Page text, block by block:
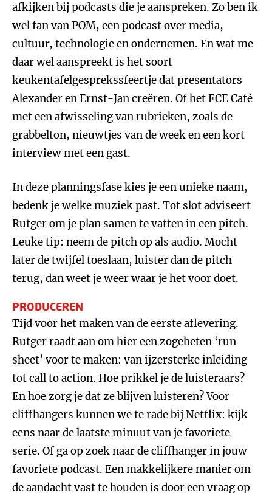
afkijken bij podcasts die je aanspreken. Zo ben ik
wel fan van POM, een podcast over media,
cultuur, technologie en ondernemen. En wat me
daar wel aanspreekt is het soort
keukentafelgesprekssfeertje dat presentators
Alexander en Ernst-Jan creëren. Of het FCE Café
met een afwisseling van rubrieken, zoals de
grabbelton, nieuwtjes van de week en een kort
interview met een gast.
In deze planningsfase kies je een unieke naam,
bedenk je welke muziek past. Tot slot adviseert
Rutger om je plan samen te vatten in een pitch.
Leuke tip: neem de pitch op als audio. Mocht
later de twijfel toeslaan, luister dan de pitch
terug, dan weet je weer waar je het voor doet.
PRODUCEREN
Tijd voor het maken van de eerste aflevering.
Rutger raadt aan om hier een zogeheten ‘run
sheet’ voor te maken: van ijzersterke inleiding
tot call to action. Hoe prikkel je de luisteraars?
En hoe zorg je dat ze blijven luisteren? Voor
cliffhangers kunnen we te rade bij Netflix: kijk
eens naar de laatste minuut van je favoriete
serie. Of ga op zoek naar de cliffhanger in jouw
favoriete podcast. Een makkelijkere manier om
de aandacht vast te houden is door een vraag op